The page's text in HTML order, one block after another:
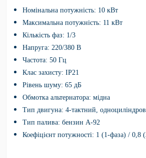
Номінальна потужність: 10 кВт
Максимальна потужність: 11 кВт
Кількість фаз: 1/3
Напруга: 220/380 В
Частота: 50 Гц
Клас захисту: IP21
Рівень шуму: 65 дБ
Обмотка альтернатора: мідна
Тип двигуна: 4-тактний,
Тип палива: бензин А-92
Коефіцієнт потужності: 1 (1-фаза) / 0,8